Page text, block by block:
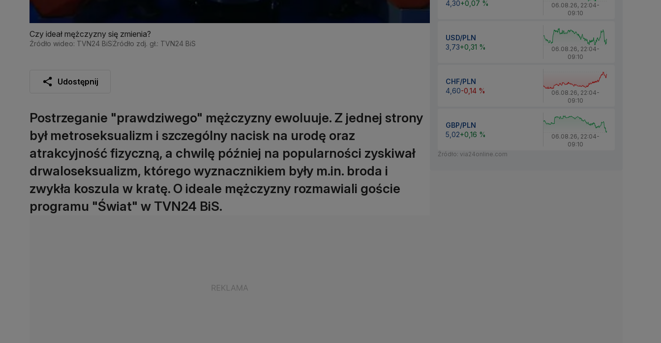
Czy ideał mężczyzny się zmienia?
Źródło wideo: TVN24 BiSŹródło zdj. gł.: TVN24 BiS
Udostępnij
Postrzeganie "prawdziwego" mężczyzny ewoluuje. Z jednej strony
był metroseksualizm i szczególny nacisk na urodę oraz
atrakcyjność fizyczną, a chwilę później na popularności zyskiwał
drwaloseksualizm, którego wyznacznikiem były m.in. broda i
zwykła koszula w kratę. O ideale mężczyzny rozmawiali goście
programu "Świat" w TVN24 BiS.
4,30+0,07 % 06.08.26, 22:04-
09:10
USD/PLN
3,73+0,31 % 06.08.26, 22:04-
09:10
CHF/PLN
4,60-0,14 % 06.08.26, 22:04-
09:10
GBP/PLN
5,02+0,16 % 06.08.26, 22:04-
09:10
Źródło: via24online.com